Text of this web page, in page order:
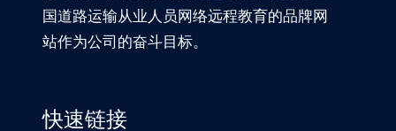
国道路运输从业人员网络远程教育的品牌网
站作为公司的奋斗目标。
快速链接